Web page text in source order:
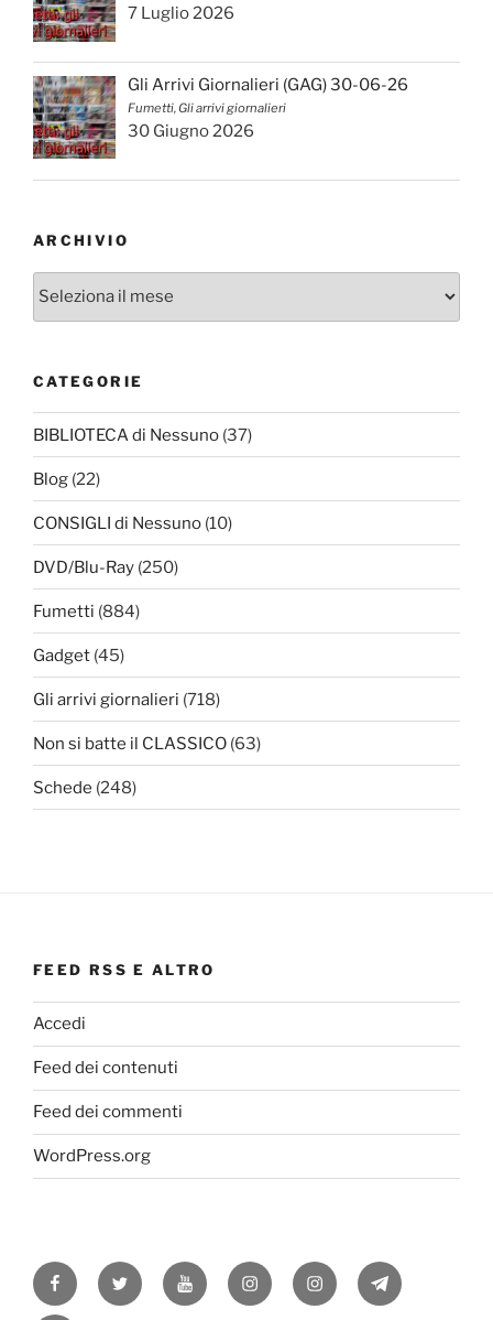
7 Luglio 2026
Gli Arrivi Giornalieri (GAG) 30-06-26
Fumetti, Gli arrivi giornalieri
30 Giugno 2026
ARCHIVIO
Archivio
CATEGORIE
BIBLIOTECA di Nessuno (37)
Blog (22)
CONSIGLI di Nessuno (10)
DVD/Blu-Ray (250)
Fumetti (884)
Gadget (45)
Gli arrivi giornalieri (718)
Non si batte il CLASSICO (63)
Schede (248)
FEED RSS E ALTRO
Accedi
Feed dei contenuti
Feed dei commenti
WordPress.org
FacebookTwitter YoutubeInstagramInstagramTelegram